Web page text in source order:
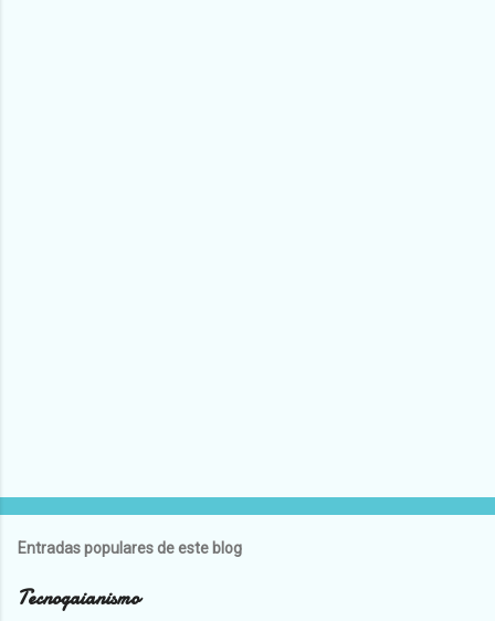
Entradas populares de este blog
Tecnogaianismo